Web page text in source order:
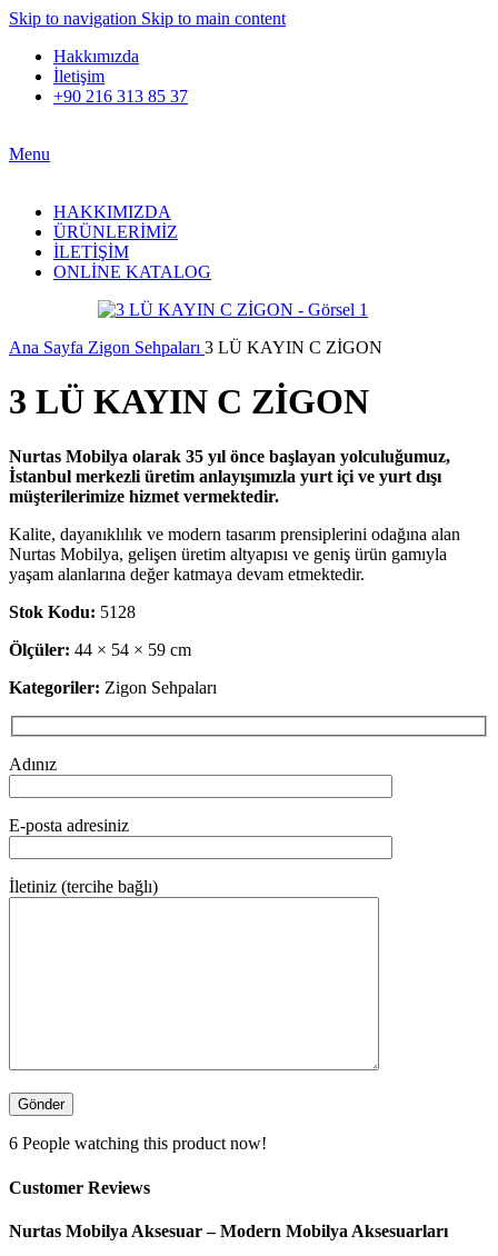
Skip to navigation Skip to main content
Hakkımızda
İletişim
+90 216 313 85 37
Menu
HAKKIMIZDA
ÜRÜNLERİMİZ
İLETİŞİM
ONLİNE KATALOG
Ana Sayfa Zigon Sehpaları 3 LÜ KAYIN C ZİGON
3 LÜ KAYIN C ZİGON
Nurtas Mobilya olarak 35 yıl önce başlayan yolculuğumuz,
İstanbul merkezli üretim anlayışımızla yurt içi ve yurt dışı
müşterilerimize hizmet vermektedir.
Kalite, dayanıklılık ve modern tasarım prensiplerini odağına alan
Nurtas Mobilya, gelişen üretim altyapısı ve geniş ürün gamıyla
yaşam alanlarına değer katmaya devam etmektedir.
Stok Kodu: 5128
Ölçüler: 44 × 54 × 59 cm
Kategoriler: Zigon Sehpaları
Adınız
E-posta adresiniz
İletiniz (tercihe bağlı)
6 People watching this product now!
Customer Reviews
Nurtas Mobilya Aksesuar – Modern Mobilya Aksesuarları